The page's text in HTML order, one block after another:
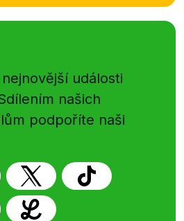
události
našich
podpoříte naši